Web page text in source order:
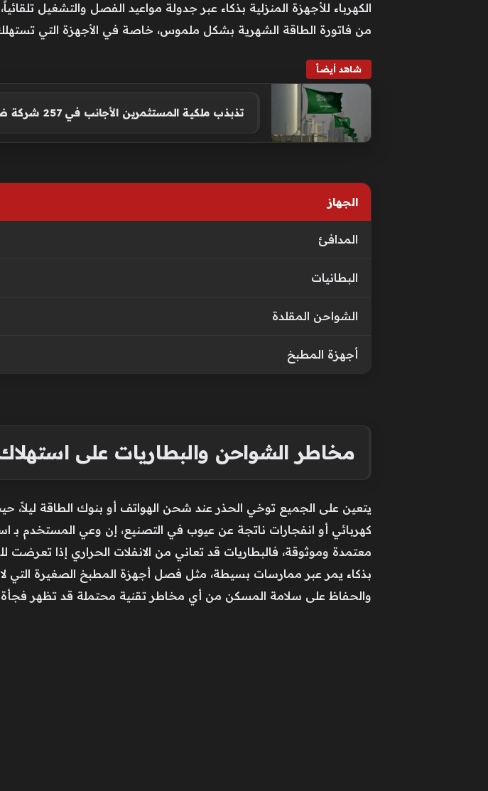
الكهرباء للأجهزة المنزلية بذكاء عبر جدولة مواعيد الفصل والتشغيل
من فاتورة الطاقة الشهرية بشكل ملموس، خاصة في الأجهزة التي
شاهد أيضاً
تذبذب ملكية المستثمرين الأجانب في 257 شركة ضمن السوق السعودي بنهاية يوليو
الجهاز
المدافئ
البطانيات
الشواحن المقلدة
أجهزة المطبخ
مخاطر الشواحن والبطاريات على استهلاك
يتعين على الجميع توخي الحذر عند شحن الهواتف أو بنوك الطاقة
كهربائي أو انفجارات ناتجة عن عيوب في التصنيع، إن وعي المستخدم بـ
معتمدة وموثوقة، فالبطاريات قد تعاني من الانفلات الحراري إذا تعرضت
بذكاء يمر عبر ممارسات بسيطة، مثل فصل أجهزة المطبخ الصغيرة التي لا
والحفاظ على سلامة المسكن من أي مخاطر تقنية محتملة قد تظهر